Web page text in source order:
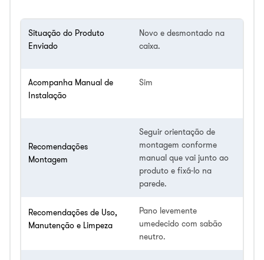
Situação do Produto
Enviado
Novo e desmontado na
caixa.
Acompanha Manual de
Instalação
Sim
Recomendações
Montagem
Seguir orientação de
montagem conforme
manual que vai junto ao
produto e fixá-lo na
parede.
Recomendações de Uso,
Manutenção e Limpeza
Pano levemente
umedecido com sabão
neutro.